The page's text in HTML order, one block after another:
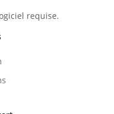
requise.